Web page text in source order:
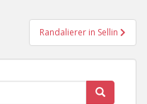
Randalierer in Sellin